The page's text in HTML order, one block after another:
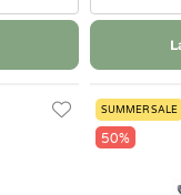
SUMMER SALE
50%